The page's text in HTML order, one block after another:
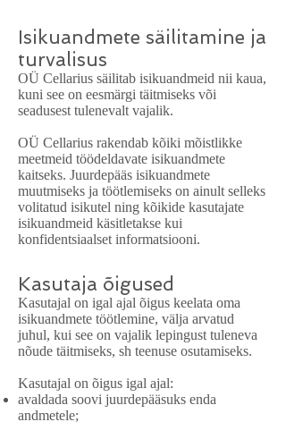
Isikuandmete säilitamine ja
turvalisus
OÜ Cellarius säilitab isikuandmeid nii kaua,
kuni see on eesmärgi täitmiseks või
seadusest tulenevalt vajalik.
OÜ Cellarius rakendab kõiki mõistlikke
meetmeid töödeldavate isikuandmete
kaitseks. Juurdepääs isikuandmete
muutmiseks ja töötlemiseks on ainult selleks
volitatud isikutel ning kõikide kasutajate
isikuandmeid käsitletakse kui
konfidentsiaalset informatsiooni.
Kasutaja õigused
Kasutajal on igal ajal õigus keelata oma
isikuandmete töötlemine, välja arvatud
juhul, kui see on vajalik lepingust tuleneva
nõude täitmiseks, sh teenuse osutamiseks.
Kasutajal on õigus igal ajal:
avaldada soovi juurdepääsuks enda
andmetele;